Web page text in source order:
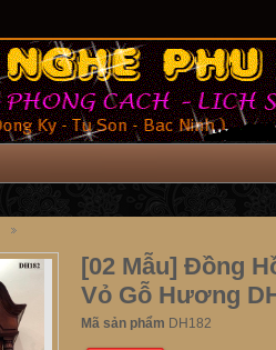
[02 Mẫu] Đồng
Vỏ Gỗ Hương
Mã sản phẩm DH182